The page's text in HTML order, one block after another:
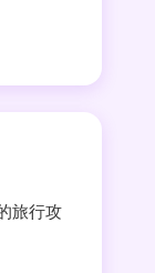
旅行攻